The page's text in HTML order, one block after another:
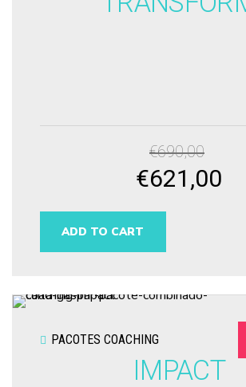
€690,00
Original
€621,00
Current
ADD TO CART
PACOTES COACHING
IMPACT